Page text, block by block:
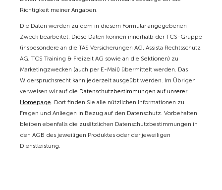
Richtigkeit meiner Angaben.
Die Daten werden zu dem in diesem Formular angegebenen
Zweck bearbeitet. Diese Daten können innerhalb der TCS-Gruppe
(insbesondere an die TAS Versicherungen AG, Assista Rechtsschutz
AG, TCS Training & Freizeit AG sowie an die Sektionen) zu
Marketingzwecken (auch per E-Mail) übermittelt werden. Das
Widerspruchsrecht kann jederzeit ausgeübt werden. Im Übrigen
verweisen wir auf die Datenschutzbestimmungen auf unserer
Homepage. Dort finden Sie alle nützlichen Informationen zu
Fragen und Anliegen in Bezug auf den Datenschutz. Vorbehalten
bleiben ebenfalls die zusätzlichen Datenschutzbestimmungen in
den AGB des jeweiligen Produktes oder der jeweiligen
Dienstleistung.